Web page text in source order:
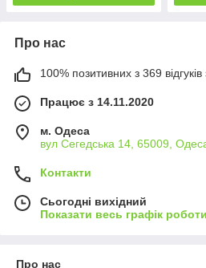
Про нас
100% позитивних з 369 відгуків
Працює з 14.11.2020
м. Одеса
вул Сегедська 14, 65009,
Контакти
Сьогодні вихідний
Показати весь графік роботи
Про нас